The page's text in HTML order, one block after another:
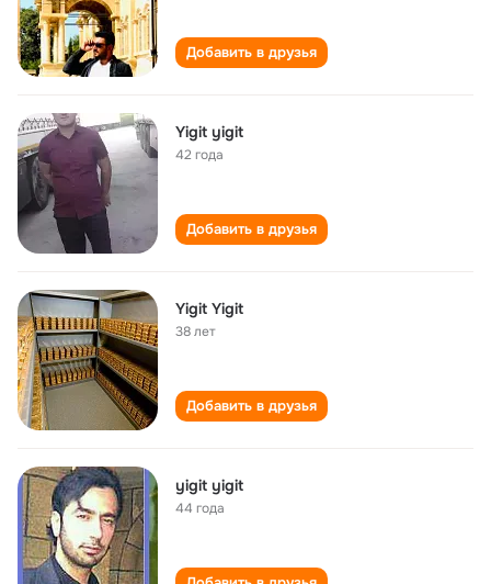
Добавить в друзья
Yigit yigit
42 года
Добавить в друзья
Yigit Yigit
38 лет
Добавить в друзья
yigit yigit
44 года